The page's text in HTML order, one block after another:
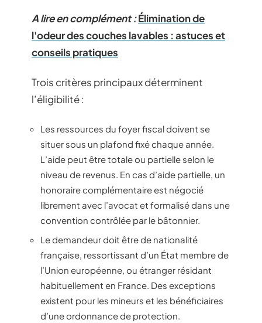
A lire en complément :Élimination de
l'odeur des couches lavables : astuces et
conseils pratiques
Trois critères principaux déterminent
l’éligibilité :
Les ressources du foyer fiscal doivent se
situer sous un plafond fixé chaque année.
L’aide peut être totale ou partielle selon le
niveau de revenus. En cas d’aide partielle, un
honoraire complémentaire est négocié
librement avec l’avocat et formalisé dans une
convention contrôlée par le bâtonnier.
Le demandeur doit être de nationalité
française, ressortissant d’un État membre de
l’Union européenne, ou étranger résidant
habituellement en France. Des exceptions
existent pour les mineurs et les bénéficiaires
d’une ordonnance de protection.